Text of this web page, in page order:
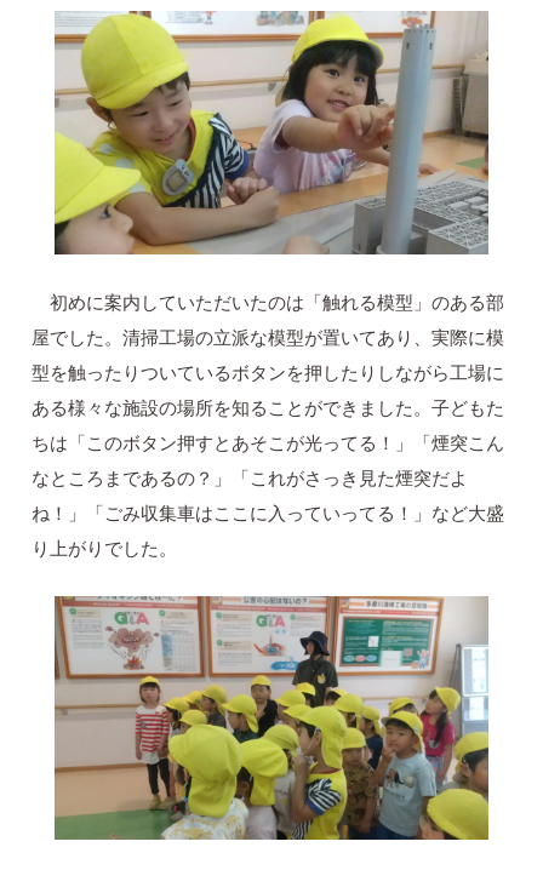
初めに案内していただいたのは「触れる模型」のある部
屋でした。清掃工場の立派な模型が置いてあり、実際に模
型を触ったりついているボタンを押したりしながら工場に
ある様々な施設の場所を知ることができました。子どもた
ちは「このボタン押すとあそこが光ってる！」「煙突こん
なところまであるの？」「これがさっき見た煙突だよ
ね！」「ごみ収集車はここに入っていってる！」など大盛
り上がりでした。